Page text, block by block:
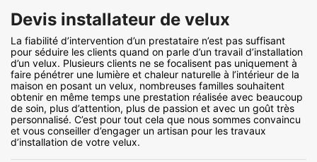
Devis installateur de velux
La fiabilité d’intervention d’un prestataire n’est pas suffisant
pour séduire les clients quand on parle d’un travail d’installation
d’un velux. Plusieurs clients ne se focalisent pas uniquement à
faire pénétrer une lumière et chaleur naturelle à l’intérieur de la
maison en posant un velux, nombreuses familles souhaitent
obtenir en même temps une prestation réalisée avec beaucoup
de soin, plus d’attention, plus de passion et avec un goût très
personnalisé. C’est pour tout cela que nous sommes convaincu
et vous conseiller d’engager un artisan pour les travaux
d’installation de votre velux.